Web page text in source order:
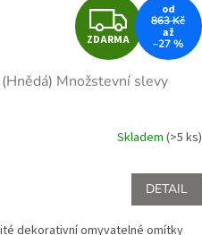
Z
D
A
R
M
A
ZDARMA
od
863 Kč
až
–27 %
Množstevní slevy
Skladem (>5 ks)
DETAIL
dekorativní omyvatelné omítky